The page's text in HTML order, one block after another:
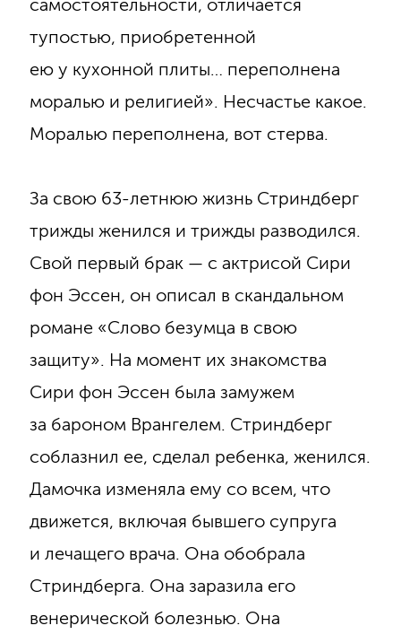
самостоятельности, отличается
тупостью, приобретенной
ею у кухонной плиты… переполнена
моралью и религией». Несчастье какое.
Моралью переполнена, вот стерва.
За свою 63-летнюю жизнь Стриндберг
трижды женился и трижды разводился.
Свой первый брак — с актрисой Сири
фон Эссен, он описал в скандальном
романе «Слово безумца в свою
защиту». На момент их знакомства
Сири фон Эссен была замужем
за бароном Врангелем. Стриндберг
соблазнил ее, сделал ребенка, женился.
Дамочка изменяла ему со всем, что
движется, включая бывшего супруга
и лечащего врача. Она обобрала
Стриндберга. Она заразила его
венерической болезнью. Она